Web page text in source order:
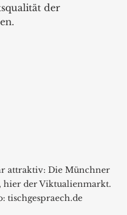
der
attraktiv: Die Münchner
hier der Viktualienmarkt.
tischgespraech.de